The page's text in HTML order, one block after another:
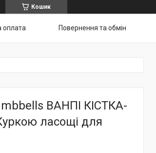
Кошик
оплата Повернення та обмін
ВАНПІ КІСТКА-
ласощі для